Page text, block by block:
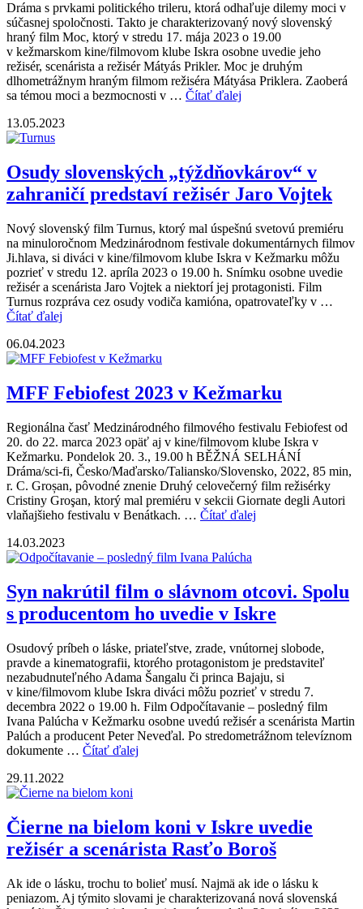
Dráma s prvkami politického trileru, ktorá odhaľuje dilemy moci v
súčasnej spoločnosti. Takto je charakterizovaný nový slovenský
hraný film Moc, ktorý v stredu 17. mája 2023 o 19.00
v kežmarskom kine/filmovom klube Iskra osobne uvedie jeho
režisér, scenárista a režisér Mátyás Prikler. Moc je druhým
dlhometrážnym hraným filmom režiséra Mátyása Priklera. Zaoberá
sa témou moci a bezmocnosti v … Čítať ďalej
13.05.2023
Osudy slovenských „týždňovkárov“ v
zahraničí predstaví režisér Jaro Vojtek
Nový slovenský film Turnus, ktorý mal úspešnú svetovú premiéru
na minuloročnom Medzinárodnom festivale dokumentárnych filmov
Ji.hlava, si diváci v kine/filmovom klube Iskra v Kežmarku môžu
pozrieť v stredu 12. apríla 2023 o 19.00 h. Snímku osobne uvedie
režisér a scenárista Jaro Vojtek a niektorí jej protagonisti. Film
Turnus rozpráva cez osudy vodiča kamióna, opatrovateľky v …
Čítať ďalej
06.04.2023
MFF Febiofest 2023 v Kežmarku
Regionálna časť Medzinárodného filmového festivalu Febiofest od
20. do 22. marca 2023 opäť aj v kine/filmovom klube Iskra v
Kežmarku. Pondelok 20. 3., 19.00 h BĚŽNÁ SELHÁNÍ
Dráma/sci-fi, Česko/Maďarsko/Taliansko/Slovensko, 2022, 85 min,
r. C. Groșan, pôvodné znenie Druhý celovečerný film režisérky
Cristiny Groşan, ktorý mal premiéru v sekcii Giornate degli Autori
vlaňajšieho festivalu v Benátkach. … Čítať ďalej
14.03.2023
Syn nakrútil film o slávnom otcovi. Spolu
s producentom ho uvedie v Iskre
Osudový príbeh o láske, priateľstve, zrade, vnútornej slobode,
pravde a kinematografii, ktorého protagonistom je predstaviteľ
nezabudnuteľného Adama Šangalu či princa Bajaju, si
v kine/filmovom klube Iskra diváci môžu pozrieť v stredu 7.
decembra 2022 o 19.00 h. Film Odpočítavanie – posledný film
Ivana Palúcha v Kežmarku osobne uvedú režisér a scenárista Martin
Palúch a producent Peter Neveďal. Po stredometrážnom televíznom
dokumente … Čítať ďalej
29.11.2022
Čierne na bielom koni v Iskre uvedie
režisér a scenárista Rasťo Boroš
Ak ide o lásku, trochu to bolieť musí. Najmä ak ide o lásku k
peniazom. Aj týmito slovami je charakterizovaná nová slovenská